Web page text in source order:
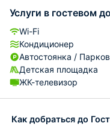
Услуги в гостевом
Wi-Fi
Кондиционер
Автостоянка /
Детская площадка
ЖК-телевизор
Как добраться до